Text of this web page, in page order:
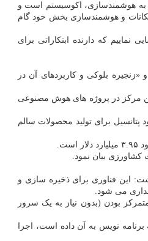
به هوشمندسازی، اکوسیستم است و
و هوشمندسازی بخش خود گام
و اظهار داشت: در بخش کشاورزی و از قِبل جایزه سال هوشمندسازی، توانستیم بیش از ۳۰ شرکت را شناسایی نماییم که دارنده ابتکاراتی برای
بلوکی و کاربردهای آن در
مرکز در پروژه های هوش مصنوعی
پتانسیل برای تولید محصولات سالم
بیان نمود.
این فناوری برای ذخیره سازی و
می شود.
بودن (بدون نیاز به یک سرور
نویس به آن داده است، اجرا